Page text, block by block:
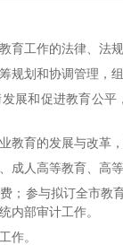
育工作的法律、法
规划和协调管理，
发展和促进教育公
教育的发展与改革
成人高等教育、高
费；参与拟订全市
内部审计工作。
作。